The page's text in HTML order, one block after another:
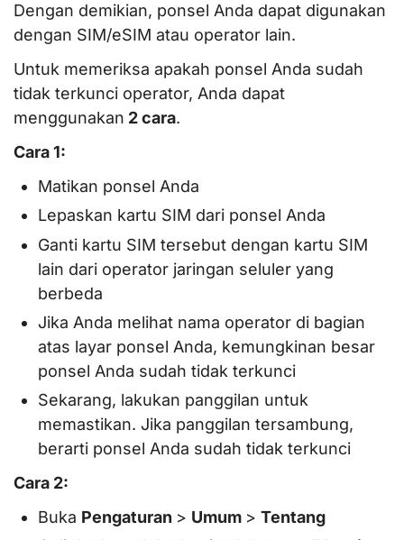
Dengan demikian, ponsel Anda dapat digunakan
dengan SIM/eSIM atau operator lain.
Untuk memeriksa apakah ponsel Anda sudah
tidak terkunci operator, Anda dapat
menggunakan 2 cara.
Cara 1:
Matikan ponsel Anda
Lepaskan kartu SIM dari ponsel Anda
Ganti kartu SIM tersebut dengan kartu SIM
lain dari operator jaringan seluler yang
berbeda
Jika Anda melihat nama operator di bagian
atas layar ponsel Anda, kemungkinan besar
ponsel Anda sudah tidak terkunci
Sekarang, lakukan panggilan untuk
memastikan. Jika panggilan tersambung,
berarti ponsel Anda sudah tidak terkunci
Cara 2:
Buka Pengaturan > Umum > Tentang